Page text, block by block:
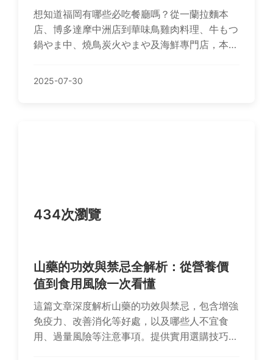
想知道福岡有哪些必吃餐廳嗎？從一蘭拉麵本
店、博多達摩中洲店到華味鳥雞肉料理、牛もつ
鍋やま中、燒鳥炭火やまや及海鮮專門店，本篇
還有Q&A福岡美食實戰經驗分享，帶您探索地道
2025-07-30
434次瀏覽
山藥的功效與禁忌全解析：從營養價
值到食用風險一次看懂
這篇文章深度解析山藥的功效與禁忌，包含增強
免疫力、改善消化等好處，以及哪些人不宜食
用、過量風險等注意事項。提供實用選購技巧、